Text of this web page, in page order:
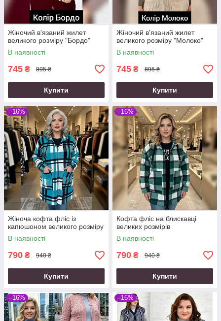
Жіночий в'язаний жилет
великого розміру "Бордо"
В наявності
745 ₴ 895 ₴
Купити
Жіночий в'язаний жилет
великого розміру "Молоко"
В наявності
745 ₴ 895 ₴
Купити
–16%
Жіноча кофта фліс із
капюшоном великого розміру
В наявності
790 ₴ 940 ₴
Купити
–16%
Кофта фліс на блискавці
великих розмірів
В наявності
790 ₴ 940 ₴
Купити
–16% –16%